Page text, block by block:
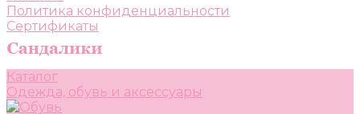
Политика конфиденциальности
Сертификаты
Каталог
Одежда, обувь и аксессуары